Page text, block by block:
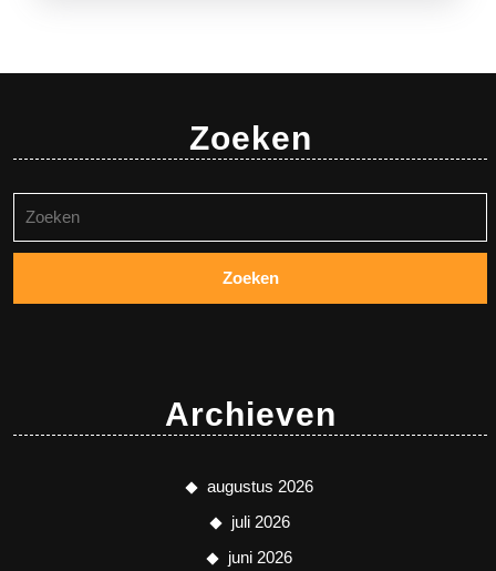
Zoeken
naar:
Archieven
augustus 2026
juli 2026
juni 2026